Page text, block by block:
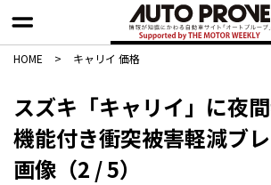
HOME > キャリイ 価格
スズキ「キャリイ」に夜
機能付き衝突被害軽減ブ
画像（2 / 5）